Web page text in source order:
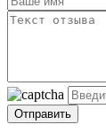
Отправить